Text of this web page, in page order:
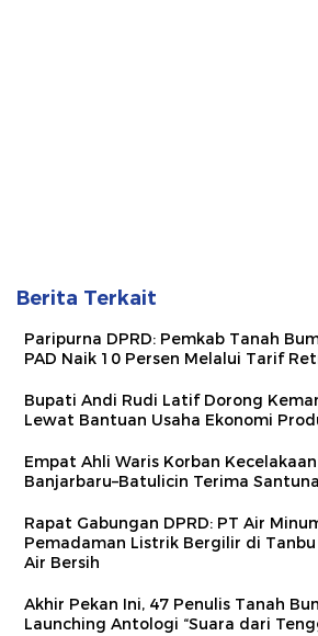
Berita Terkait
Paripurna DPRD: Pemkab Tanah
PAD Naik 10 Persen Melalui Tarif
Bupati Andi Rudi Latif Dorong
Lewat Bantuan Usaha Ekonomi
Empat Ahli Waris Korban
Banjarbaru–Batulicin Terima
Rapat Gabungan DPRD: PT Air
Pemadaman Listrik Bergilir di
Air Bersih
Akhir Pekan Ini, 47 Penulis Tanah
Launching Antologi “Suara dari